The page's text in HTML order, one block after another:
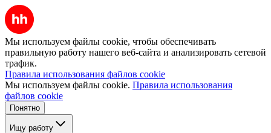
Мы используем файлы cookie, чтобы обеспечивать
правильную работу нашего веб-сайта и анализировать сетевой
трафик.
Правила использования файлов cookie
Мы используем файлы cookie. Правила использования
файлов cookie
Понятно
Ищу работу